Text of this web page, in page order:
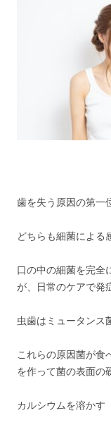
歯を失う原因の第一
どちらも細菌による
口の中の細菌を完全
が、日常のケアで発
虫歯はミュータンス
これらの原因菌が食
を作って菌の表面の
カルシウムを溶かす